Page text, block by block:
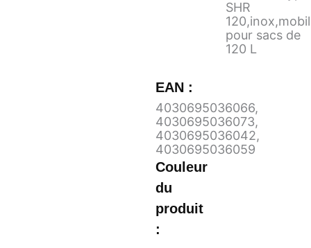
SHR
pour sacs de
120 L
EAN :
4030695036066,
4030695036073,
4030695036042,
4030695036059
Couleur
du
produit
: